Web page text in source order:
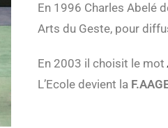
En 1996 Charles Abelé
Arts du Geste, pour
En 2003 il choisit le mot
L’Ecole devient la